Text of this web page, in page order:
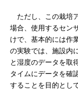
ただし、この栽培
場合、使用するセン
けで、基本的には作
の実験では、施設内
と湿度のデータを取
タイムにデータを確
することを目的とし